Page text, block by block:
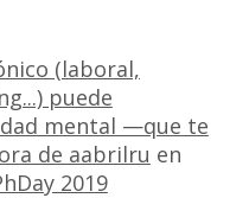
(laboral,
puede
mental —que te
de aabrilru en
2019